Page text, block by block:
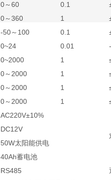
0～60 0.1
0～360 1
-50～100 0.1
0~24 0.01
0~2000 1
0～2000 1
0～2000 1
0～2000 1
AC220V±10%
DC12V
50W太阳能供电
40Ah蓄电池
RS485